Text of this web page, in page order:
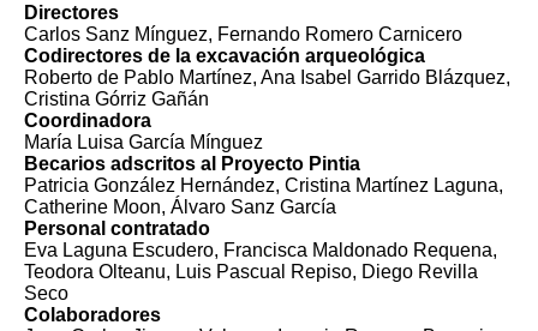
Directores
Carlos Sanz Mínguez, Fernando Romero Carnicero
Codirectores de la excavación arqueológica
Roberto de Pablo Martínez, Ana Isabel Garrido Blázquez,
Cristina Górriz Gañán
Coordinadora
María Luisa García Mínguez
Becarios adscritos al Proyecto Pintia
Patricia González Hernández, Cristina Martínez Laguna,
Catherine Moon, Álvaro Sanz García
Personal contratado
Eva Laguna Escudero, Francisca Maldonado Requena,
Teodora Olteanu, Luis Pascual Repiso, Diego Revilla
Seco
Colaboradores